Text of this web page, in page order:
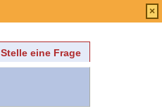
Stelle eine Frage
×